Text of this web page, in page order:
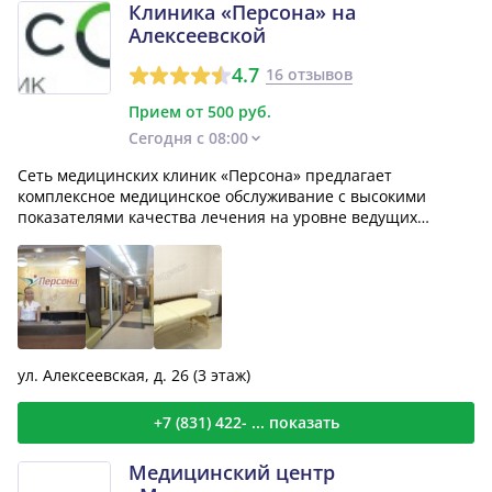
Клиника «Персона» на
Алексеевской
4.7 16 отзывов
Прием от 500 руб.
Сегодня с 08:00
Сеть медицинских клиник «Персона» предлагает
комплексное медицинское обслуживание с высокими
показателями качества лечения на уровне ведущих
ул. Алексеевская, д. 26 (3 этаж)
+7 (831) 422- ... показать
Медицинский центр